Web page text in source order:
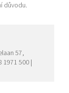
důvodu.
57,
1971 500 |